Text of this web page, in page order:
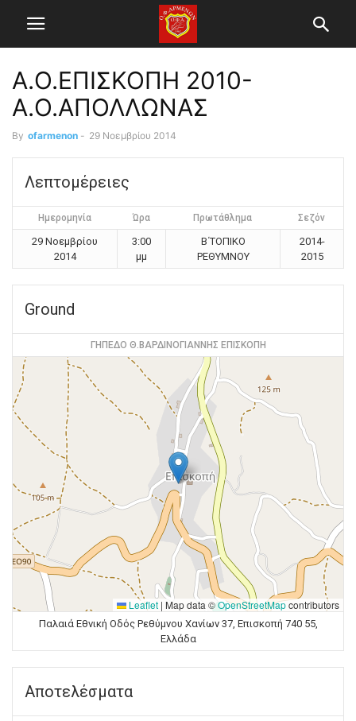
Α.Ο.ΕΠΙΣΚΟΠΗ 2010-
Α.Ο.ΑΠΟΛΛΩΝΑΣ
By ofarmenon - 29 Νοεμβρίου 2014
Λεπτομέρειες
Ημερομηνία Ώρα Πρωτάθλημα Σεζόν
29 Νοεμβρίου
2014
3:00
μμ
Β΄ΤΟΠΙΚΟ
ΡΕΘΥΜΝΟΥ
2014-
2015
Ground
ΓΗΠΕΔΟ Θ.ΒΑΡΔΙΝΟΓΙΑΝΝΗΣ ΕΠΙΣΚΟΠΗ
Leaflet | Map data ©OpenStreetMapcontributors
Παλαιά Εθνική Οδός Ρεθύμνου Χανίων 37, Επισκοπή 740 55,
Ελλάδα
Αποτελέσματα